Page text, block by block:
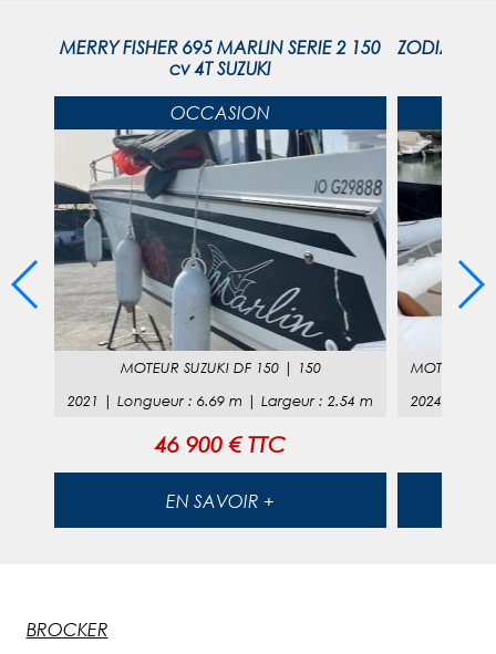
MERRY FISHER 695 MARLIN SERIE 2 150
cv 4T SUZUKI
OCCASION
MOTEUR SUZUKI DF 150|
150
2021
|Longueur :6.69 m |Largeur :2.54 m
46 900 € TTC
EN SAVOIR +
ZODIAC
MOTEUR
2024
BROCKER